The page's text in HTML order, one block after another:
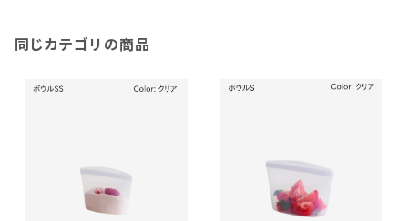
同じカテゴリの商品